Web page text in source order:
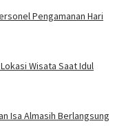
Pengamanan Hari
Wisata Saat Idul
Isa Almasih Berlangsung